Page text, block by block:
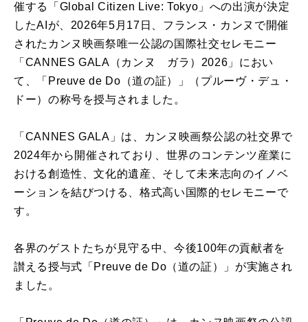
催する「Global Citizen Live: Tokyo」への出演が決定
したAIが、2026年5月17日、フランス・カンヌで開催
されたカンヌ映画祭唯一公認の国際社交セレモニー
「CANNES GALA（カンヌ ガラ）2026」におい
て、「Preuve de Do（道の証）」（プルーヴ・デュ・
ドー）の称号を授与されました。
「CANNES GALA」は、カンヌ映画祭公認の社交界で
2024年から開催されており、世界のコンテンツ産業に
おける創造性、文化的遺産、そして未来志向のイノベ
ーションを結びつける、格式高い国際的セレモニーで
す。
各界のゲストたちが見守る中、今後100年の貢献者を
讃える授与式「Preuve de Do（道の証）」が実施され
ました。